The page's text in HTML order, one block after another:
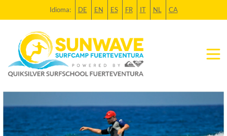
Idioma: DE EN ES FR IT NL CA